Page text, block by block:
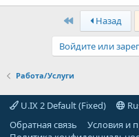
First Назад
Войдите или
Работа/Услуги
U.IX 2 Default (Fixed)
Обратная связь
Условия и